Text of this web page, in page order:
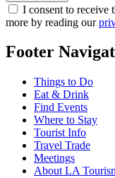
I consent to receive
more by reading our
Footer
Things to Do
Eat & Drink
Find Events
Where to Stay
Tourist Info
Travel Trade
Meetings
About LA